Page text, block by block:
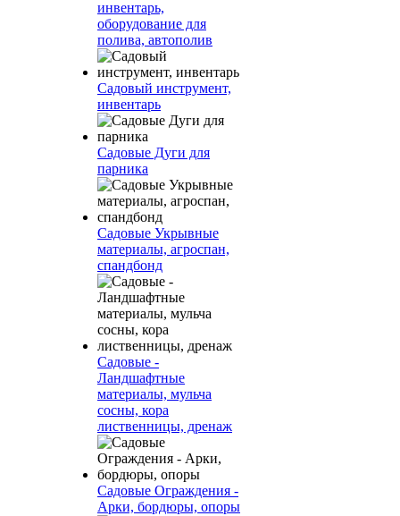
инвентарь,
оборудование для
полива, автополив
Садовый инструмент,
инвентарь
Садовые Дуги для
парника
Садовые Укрывные
материалы, агроспан,
спандбонд
Садовые -
Ландшафтные
материалы, мульча
сосны, кора
лиственницы, дренаж
Садовые Ограждения -
Арки, бордюры, опоры